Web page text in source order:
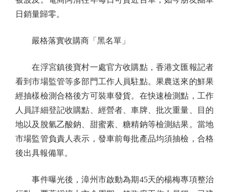
日銷量歸零。
嚴格落實收購商「黑名單」
在浮宮鎮後寶村一處官方收購點，香港文匯報記者
看到市場監管等多部門工作人員駐點。果農送來的鮮果
經抽樣檢測合格後方可裝車發貨。在快速檢測點，工作
人員詳細登記收購點、經營者、車牌、批次重量、目的
地以及脫氫乙酸鈉、甜蜜素、糖精鈉等檢測結果。當地
市場監管負責人表示，發車前每批產品均須抽檢，合格
後出具報備單。
事件曝光後，漳州市啟動為期45天的楊梅專項整治